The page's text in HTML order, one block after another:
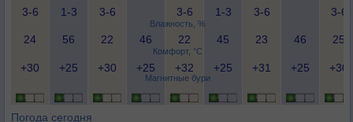
Влажность, %
Комфорт, °C
Магнитные бури
3-6
1-3
3-6
3-6
1-3
3-6
3-6
24 56 22 46 22 45 23 46 25
+30 +25 +30 +25 +32 +25 +31 +25 +30
Погода сегодня